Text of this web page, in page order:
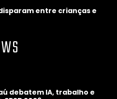
entre crianças e
debatem IA, trabalho e